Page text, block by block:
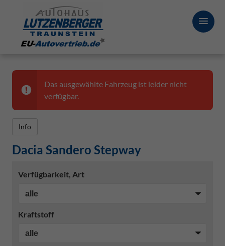
Das ausgewählte Fahrzeug ist leider nicht
verfügbar.
Info
Dacia Sandero Stepway
Verfügbarkeit, Art
Kraftstoff